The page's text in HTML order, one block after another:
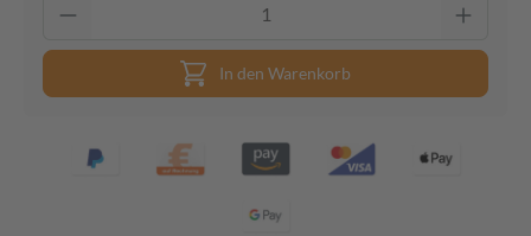
In den Warenkorb